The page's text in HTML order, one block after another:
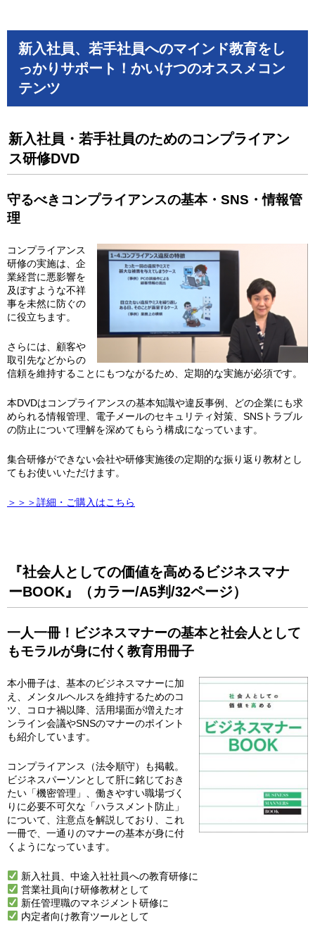
新入社員、若手社員へのマインド教育をし
っかりサポート！かいけつのオススメコン
テンツ
新入社員・若手社員のためのコンプライアン
ス研修DVD
守るべきコンプライアンスの基本・SNS・情報管
理
コンプライアンス
研修の実施は、企
業経営に悪影響を
及ぼすような不祥
事を未然に防ぐの
に役立ちます。
さらには、顧客や
取引先などからの
信頼を維持することにもつながるため、定期的な実施が必須です。
本DVDはコンプライアンスの基本知識や違反事例、どの企業にも求
められる情報管理、電子メールのセキュリティ対策、SNSトラブル
の防止について理解を深めてもらう構成になっています。
集合研修ができない会社や研修実施後の定期的な振り返り教材とし
てもお使いいただけます。
＞＞＞詳細・ご購入はこちら
『社会人としての価値を高めるビジネスマナ
ーBOOK』（カラー/A5判/32ページ）
一人一冊！ビジネスマナーの基本と社会人として
もモラルが身に付く教育用冊子
本小冊子は、基本のビジネスマナーに加
え、メンタルヘルスを維持するためのコ
ツ、コロナ禍以降、活用場面が増えたオ
ンライン会議やSNSのマナーのポイント
も紹介しています。
コンプライアンス（法令順守）も掲載。
ビジネスパーソンとして肝に銘じておき
たい「機密管理」、働きやすい職場づく
りに必要不可欠な「ハラスメント防止」
について、注意点を解説しており、これ
一冊で、一通りのマナーの基本が身に付
くようになっています。
新入社員、中途入社社員への教育研修に
営業社員向け研修教材として
新任管理職のマネジメント研修に
内定者向け教育ツールとして